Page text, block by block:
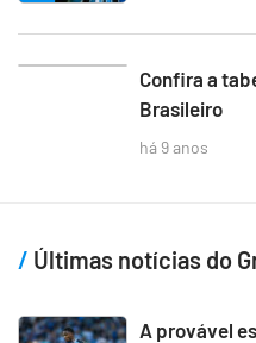
Confira a
Brasileiro
há 9 anos
Últimas notícias do
A provável